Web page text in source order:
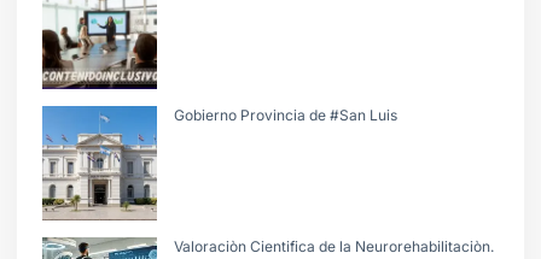
Gobierno Provincia de #San Luis
Valoraciòn Cientifica de la Neurorehabilitaciòn.